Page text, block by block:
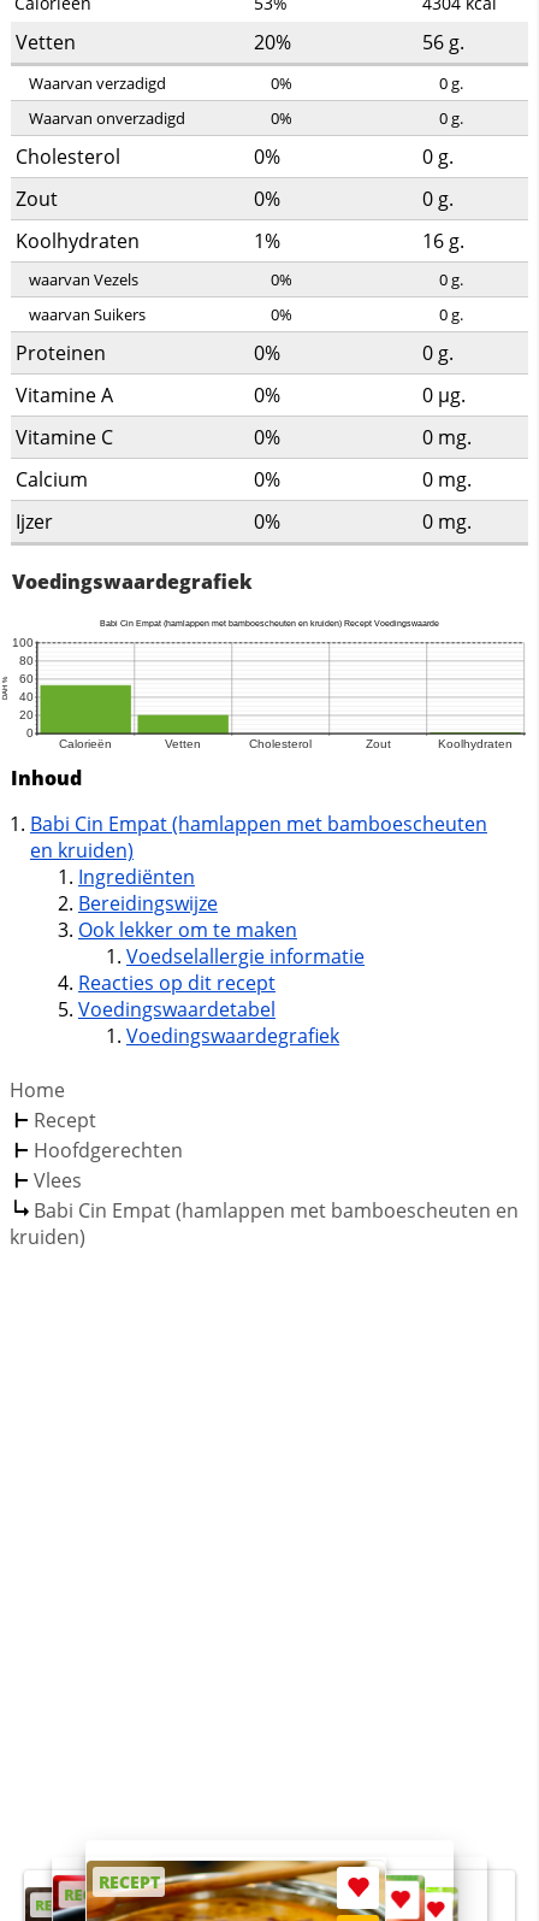
Vetten 20% 56 g.
Waarvan verzadigd 0% 0g.
Waarvan onverzadigd
0% 0g.
Cholesterol 0% 0 g.
Zout
0% 0 g.
Koolhydraten
1% 16 g.
waarvan Vezels 0% 0g.
waarvan Suikers
0% 0g.
Proteinen 0% 0 g.
Vitamine A
0% 0 µg.
Vitamine C
0% 0 mg.
Calcium
0% 0 mg.
Ijzer
0% 0 mg.
Voedingswaardegrafiek
Inhoud
Babi Cin Empat (hamlappen met bamboescheuten
en kruiden)
Ingrediënten
Bereidingswijze
Ook lekker om te maken
Voedselallergie informatie
Reacties op dit recept
Voedingswaardetabel
Voedingswaardegrafiek
Home
Recept
Hoofdgerechten
Vlees
Babi Cin Empat (hamlappen met bamboescheuten en
kruiden)
RECEPT
RECEPT
RECEPT
RECEPT
RECEPT